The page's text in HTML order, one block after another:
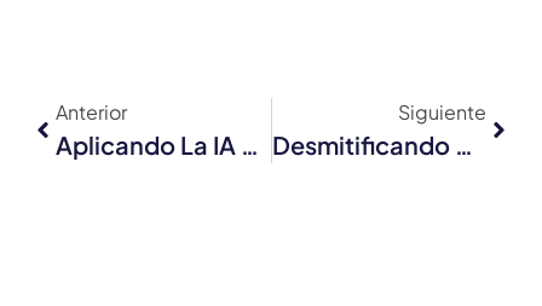
Anterior
Aplicando La IA De Forma Eficiente En Tu Empresa
Siguiente
Desmitificando El Dinero: La Importancia De La Educación Financiera Desde Una Edad Temprana